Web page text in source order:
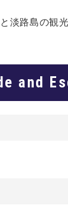
淡路島の観
and